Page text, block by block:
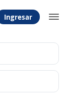
Ingresar